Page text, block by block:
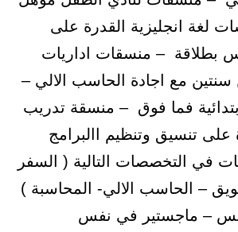
لغة انجليزية القدرة على
بطلاقة – منسقات اداريات
سنتين مع اجادة الحاسب الالي –
فما فوق – منسقة تدريب
على تنسيق وتنظيم االبرامج
في التخصصات التالية ( السفر
– الحاسب الالي- المحاسبة )
– ماجستير في نفس